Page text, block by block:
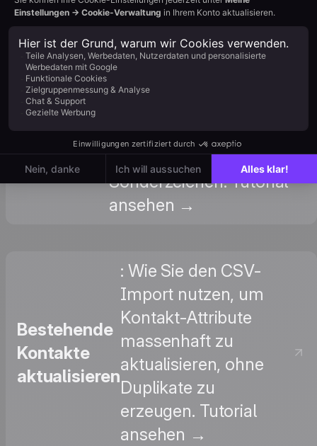
CSV-Datei
vorbereiten
: Best Practices für die
Formatierung Ihrer
Datei: UTF-8-
Kodierung, Spalten-
Datumsformate und
Umgang mit
Sonderzeichen. Tutorial
ansehen →
Bestehende
Kontakte
aktualisieren
: Wie Sie den CSV-
Import nutzen, um
Kontakt-Attribute
massenhaft zu
aktualisieren, ohne
Duplikate zu
erzeugen. Tutorial
ansehen →